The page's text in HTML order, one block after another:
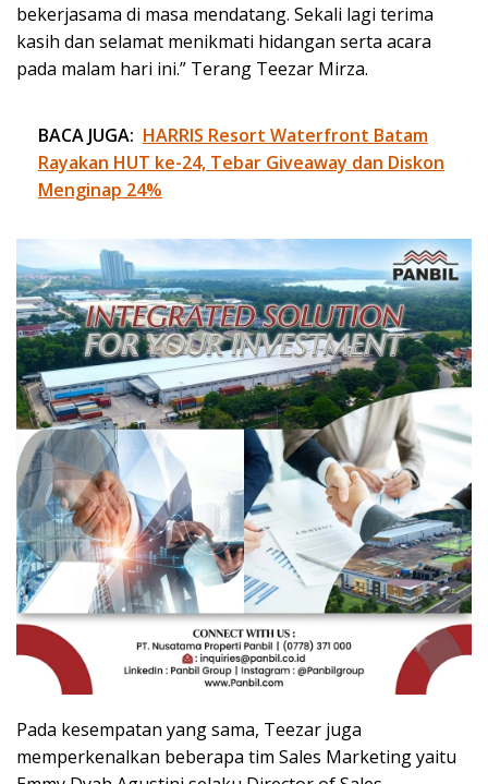
bekerjasama di masa mendatang. Sekali lagi terima
kasih dan selamat menikmati hidangan serta acara
pada malam hari ini.” Terang Teezar Mirza.
BACA JUGA: HARRIS Resort Waterfront Batam
Rayakan HUT ke-24, Tebar Giveaway dan Diskon
Menginap 24%
Pada kesempatan yang sama, Teezar juga
memperkenalkan beberapa tim Sales Marketing yaitu